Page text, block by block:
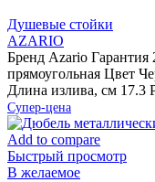
Душевые стойки
AZARIO
Бренд Azario
прямоугольная Цвет
Длина излива, см 17.3
Супер-цена
Add to compare
Быстрый просмотр
В желаемое